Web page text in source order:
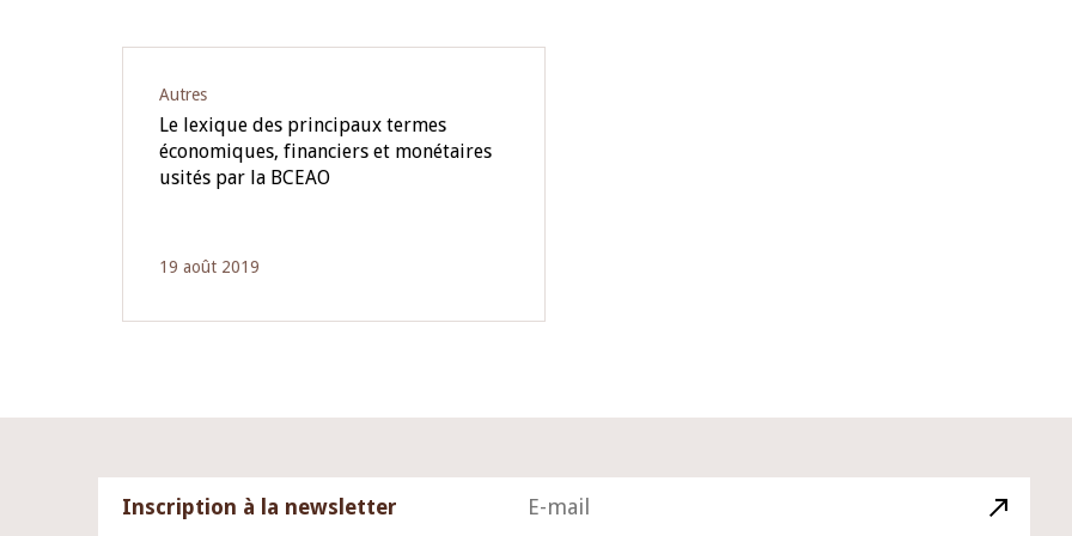
Autres
Le lexique des principaux termes
économiques, financiers et monétaires
usités par la BCEAO
19 août 2019
Inscription à la newsletter